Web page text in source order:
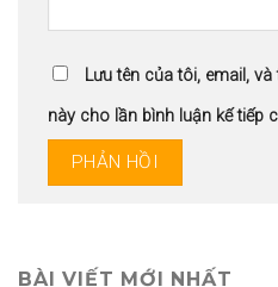
Lưu tên của tôi, email,
này cho lần bình luận kế tiếp
BÀI VIẾT MỚI NHẤT